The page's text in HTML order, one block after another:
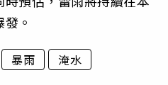
。
暴雨 淹水